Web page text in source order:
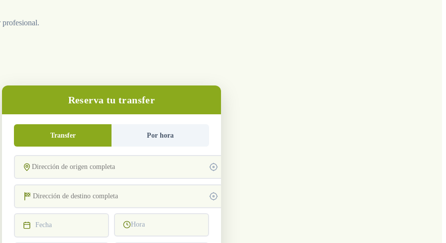
Reserva tu transfer
Transfer Por hora
Fecha Hora